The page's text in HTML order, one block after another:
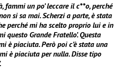
fammi un po’ leccare il c**o, perché
si sa mai. Scherzi a parte, è stata
perché mi ha scelto proprio lui e in
questo Grande Fratello’. Questa
è piaciuta. Però poi c’è stata una
è piaciuta per nulla. Disse tipo